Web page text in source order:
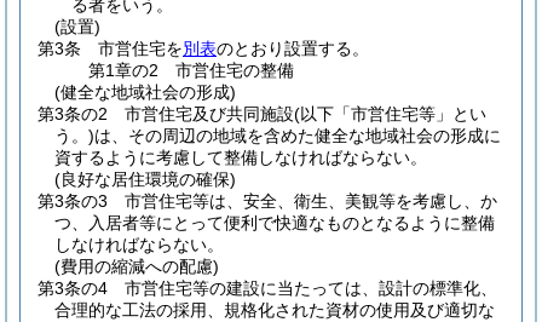
る者をいう。
(設置)
第3条
市営住宅を別表のとおり設置する。
第1章の2
市営住宅の整備
(健全な地域社会の形成)
第3条の2
市営住宅及び共同施設(以下「市営住宅等」とい
う。)は、その周辺の地域を含めた健全な地域社会の形成に
資するように考慮して整備しなければならない。
(良好な居住環境の確保)
第3条の3
市営住宅等は、安全、衛生、美観等を考慮し、か
つ、入居者等にとって便利で快適なものとなるように整備
しなければならない。
(費用の縮減への配慮)
第3条の4
市営住宅等の建設に当たっては、設計の標準化、
合理的な工法の採用、規格化された資材の使用及び適切な